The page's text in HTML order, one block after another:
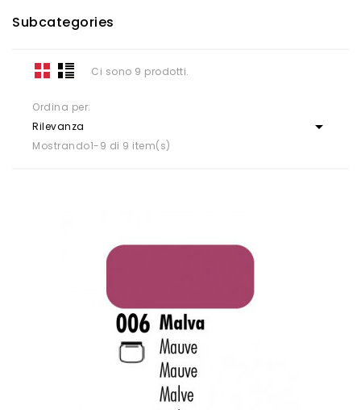
Subcategories
Ci sono 9 prodotti.
Ordina per:
Rilevanza

Mostrando1-9 di 9 item(s)